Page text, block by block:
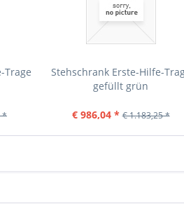
Trage
*
Stehschrank Erste-Hilfe-
gefüllt grün
€ 986,04 * € 1.183,25 *